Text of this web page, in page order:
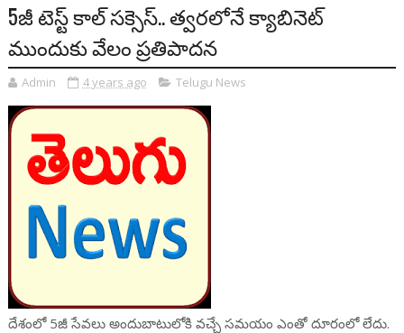
5జీ టెస్ట్ కాల్ సక్సెస్.. త్వరలోనే క్యాబినెట్
ముందుకు వేలం ప్రతిపాదన
Admin 4 years ago Telugu News
దేశంలో 5జీ సేవలు అందుబాటులోకి వచ్చే సమయం ఎంతో దూరంలో లేదు.